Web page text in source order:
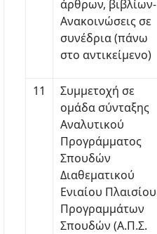
άρθρων, βιβλίων-
Ανακοινώσεις σε
συνέδρια (πάνω
στο αντικείμενο)
11
Συμμετοχή σε
ομάδα σύνταξης
Αναλυτικού
Προγράμματος
Σπουδών
Διαθεματικού
Ενιαίου Πλαισίου
Προγραμμάτων
Σπουδών (Α.Π.Σ.